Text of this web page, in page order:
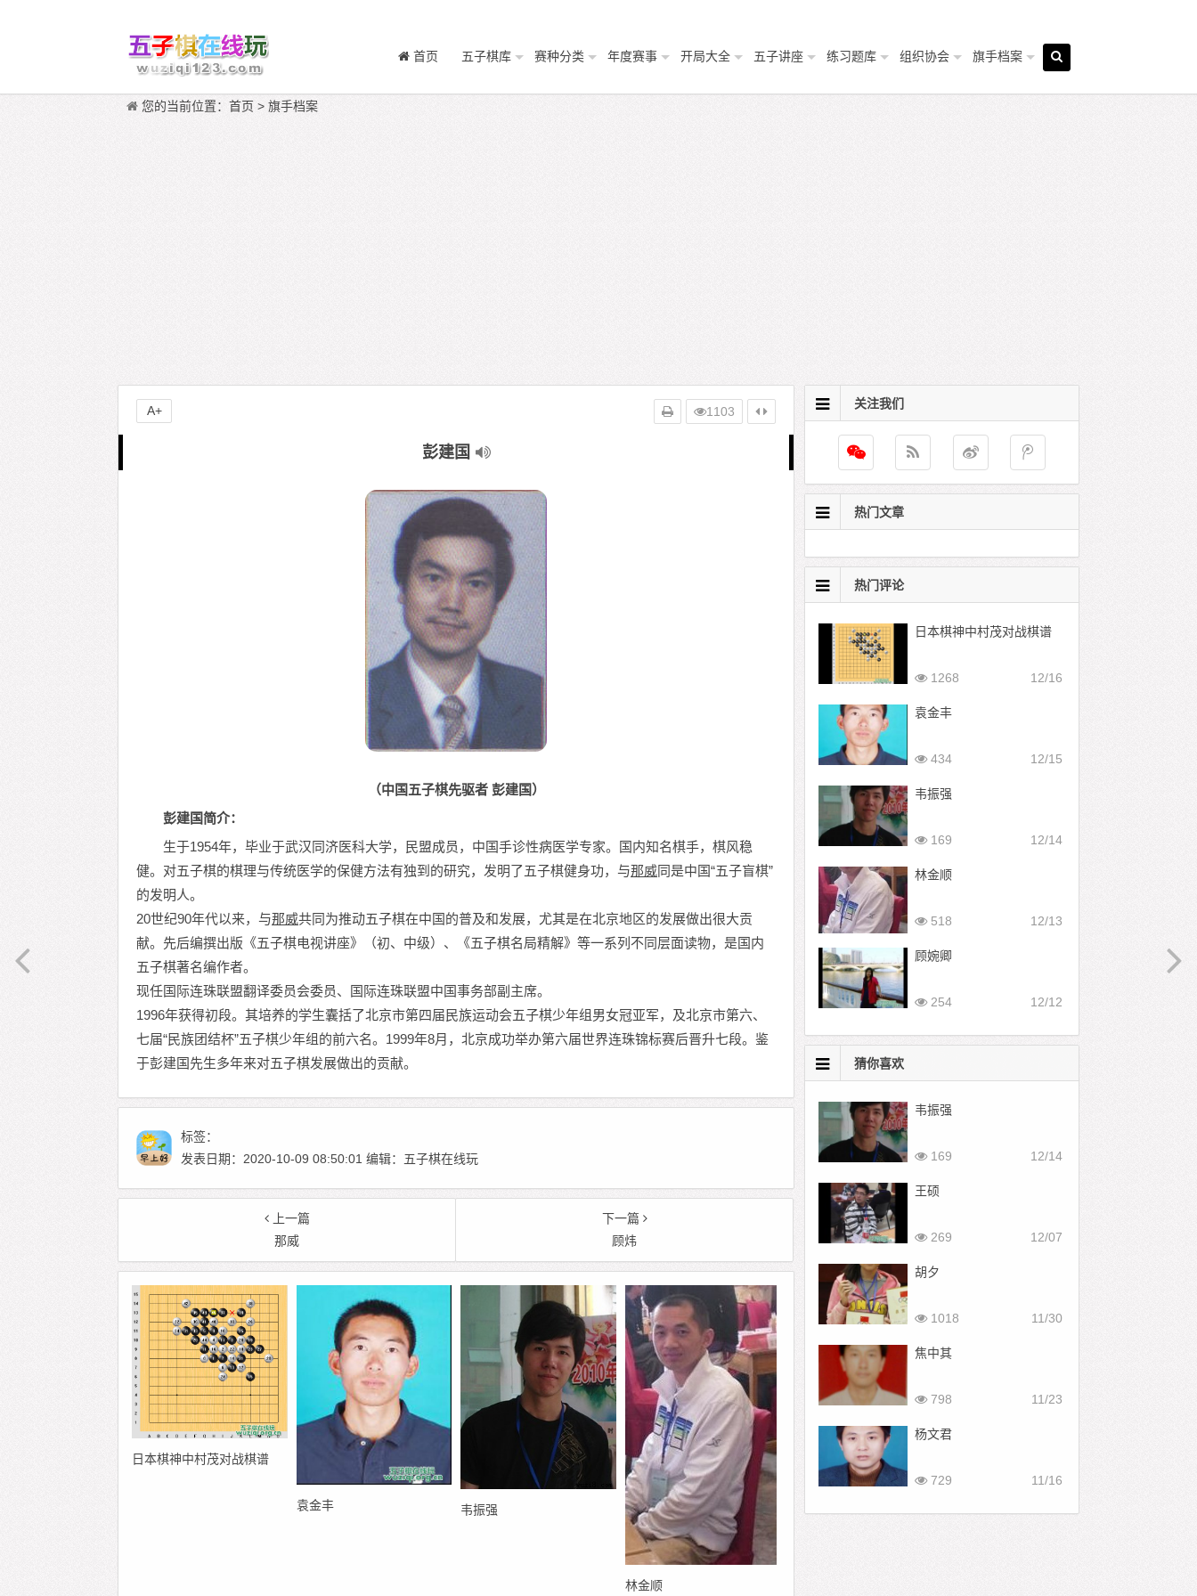
首页 五子棋库 赛种分类 年度赛事 开局大全 五子讲座 练习题库 组织协会 旗手档案
您的当前位置： 首页 > 旗手档案
彭建国
（中国五子棋先驱者 彭建国）
彭建国简介：
生于1954年，毕业于武汉同济医科大学，民盟成员，中国手诊性病医学专家。国内知名棋手，棋风稳
健。对五子棋的棋理与传统医学的保健方法有独到的研究，发明了五子棋健身功，与那威同是中国“五子盲棋”
的发明人。
20世纪90年代以来，与那威共同为推动五子棋在中国的普及和发展，尤其是在北京地区的发展做出很大贡
献。先后编撰出版《五子棋电视讲座》（初、中级）、《五子棋名局精解》等一系列不同层面读物，是国内
五子棋著名编作者。
现任国际连珠联盟翻译委员会委员、国际连珠联盟中国事务部副主席。
1996年获得初段。其培养的学生囊括了北京市第四届民族运动会五子棋少年组男女冠亚军，及北京市第六、
七届“民族团结杯”五子棋少年组的前六名。1999年8月，北京成功举办第六届世界连珠锦标赛后晋升七段。鉴
于彭建国先生多年来对五子棋发展做出的贡献。
1103
A+
标签：
发表日期：2020-10-09 08:50:01 编辑：五子棋在线玩
上一篇
那威
下一篇
顾炜
日本棋神中村茂对战棋谱
袁金丰 韦振强
林金顺
关注我们
热门文章
热门评论
日本棋神中村茂对战棋谱
12/16
1268
袁金丰
12/15
434
韦振强
12/14
169
林金顺
12/13
518
顾婉卿
12/12
254
猜你喜欢
韦振强
12/14
169
王硕
12/07
269
胡夕
11/30
1018
焦中其
11/23
798
杨文君
11/16
729